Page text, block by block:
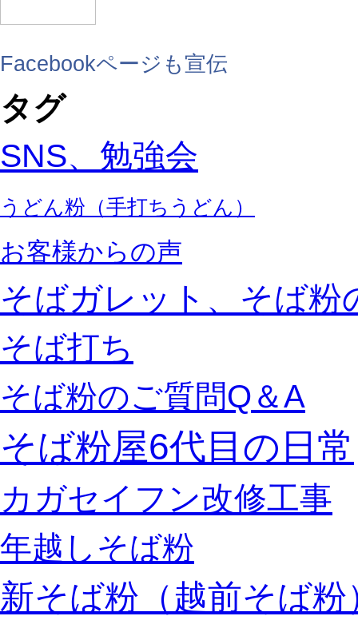
Facebookページも宣伝
タグ
SNS、勉強会
うどん粉（手打ちうどん）
お客様からの声
そばガレット、そば粉
そば打ち
そば粉のご質問Q＆A
そば粉屋6代目の日常
カガセイフン改修工事
年越しそば粉
新そば粉（越前そば粉